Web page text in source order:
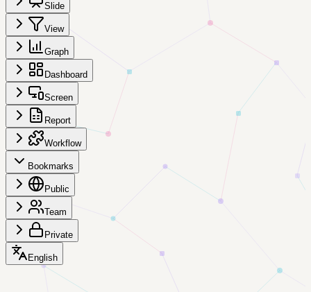
Slide
View
Graph
Dashboard
Screen
Report
Workflow
Bookmarks
Public
Team
Private
English